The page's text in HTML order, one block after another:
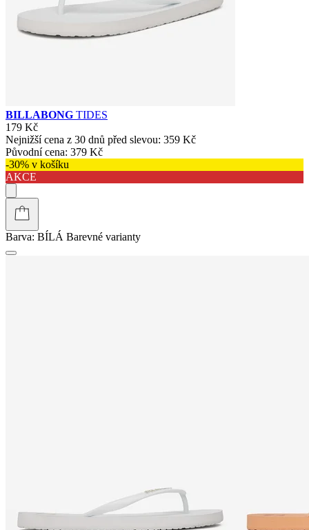
BILLABONG TIDES
179 Kč
Nejnižší cena z 30 dnů před slevou: 359 Kč
Původní cena: 379 Kč
-30% v košíku
AKCE
Barva: BÍLÁ Barevné varianty